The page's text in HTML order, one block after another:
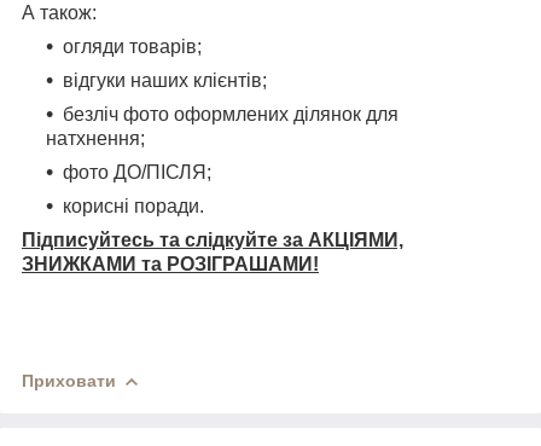
А також:
огляди товарів;
відгуки наших клієнтів;
безліч фото оформлених ділянок для
натхнення;
фото ДО/ПІСЛЯ;
корисні поради.
Підписуйтесь та слідкуйте за АКЦІЯМИ,
ЗНИЖКАМИ та РОЗІГРАШАМИ!
Приховати